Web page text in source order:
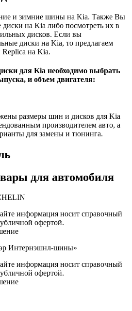
и зимние шины на Kia. Также Вы
на Kia либо посмотреть их в
дисков. Если вы
диски на Kia, то предлагаем
Replica на Kia.
для Kia необходимо выбрать
и объем двигателя:
размеры шин и дисков для Kia
производителем авто, а
для замены и тюнинга.
для автомобиля
информация носит справочный
офертой.
Интернэшнл-шины»
информация носит справочный
офертой.